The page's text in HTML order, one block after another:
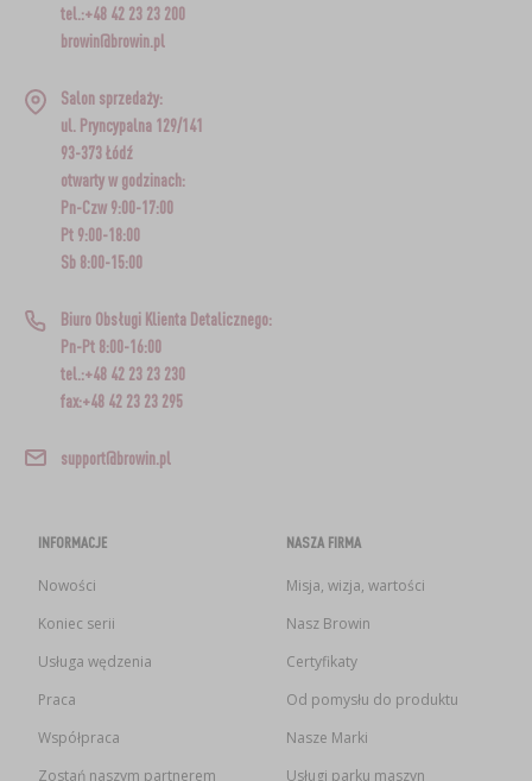
tel.:+48 42 23 23 200
browin@browin.pl
Salon sprzedaży:
ul. Pryncypalna 129/141
93-373 Łódź
otwarty w godzinach:
Pn-Czw 9:00-17:00
Pt 9:00-18:00
Sb 8:00-15:00
Biuro Obsługi Klienta Detalicznego:
Pn-Pt 8:00-16:00
tel.:+48 42 23 23 230
fax:+48 42 23 23 295
support@browin.pl
INFORMACJE
Nowości
Koniec serii
Usługa wędzenia
Praca
Współpraca
Zostań naszym partnerem
NASZA FIRMA
Misja, wizja, wartości
Nasz Browin
Certyfikaty
Od pomysłu do produktu
Nasze Marki
Usługi parku maszyn